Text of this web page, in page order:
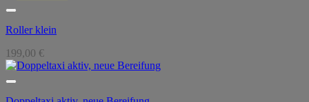
Roller klein
199,00 €